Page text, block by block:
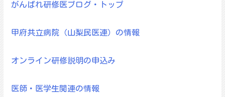
がんばれ研修医ブログ・トップ
甲府共立病院（山梨民医連）の情報
オンライン研修説明の申込み
医師・医学生関連の情報